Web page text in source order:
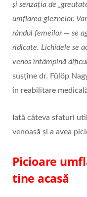
și senzația de
umflarea gleznelor.
rândul femeilor — se
ridicate. Lichidele se
venos întâmpină
susține dr. Fülöp
în reabilitare
Iată câteva sfaturi
venoasă și a avea
Picioare
tine acasă